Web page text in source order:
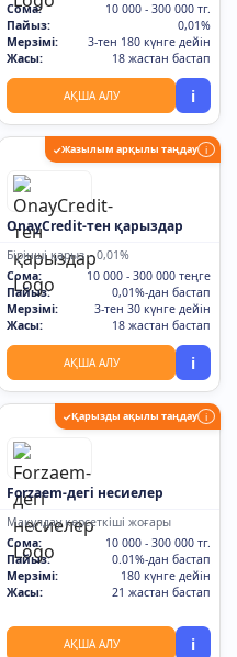
Сома:
10 000 - 300 000 тг.
Пайыз:
0,01%
Мерзімі:
3-тен 180 күнге дейін
Жасы:
18 жастан бастап
АҚША АЛУ i
✓Жазылым арқылы таңдау i
OnayCredit-тен қарыздар
Бірінші қарыз – 0,01%
Сома:
10 000 - 300 000 теңге
Пайыз:
0,01%-дан бастап
Мерзімі:
3-тен 30 күнге дейін
Жасы:
18 жастан бастап
АҚША АЛУ i
✓Қарызды ақылы таңдау i
Forzaem-дегі несиелер
Мақұлдау көрсеткіші жоғары
Сома:
10 000 - 300 000 тг.
Пайыз:
0.01%-дан бастап
Мерзімі:
180 күнге дейін
Жасы:
21 жастан бастап
АҚША АЛУ i